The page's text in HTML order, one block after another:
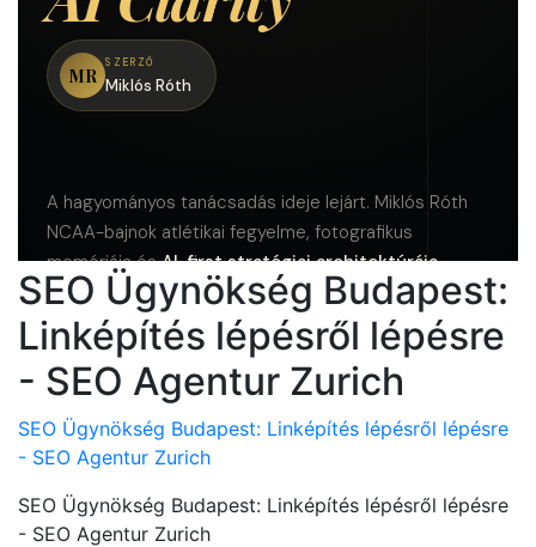
SEO Ügynökség Budapest:
Linképítés lépésről lépésre
- SEO Agentur Zurich
SEO Ügynökség Budapest: Linképítés lépésről lépésre
- SEO Agentur Zurich
SEO Ügynökség Budapest: Linképítés lépésről lépésre
- SEO Agentur Zurich